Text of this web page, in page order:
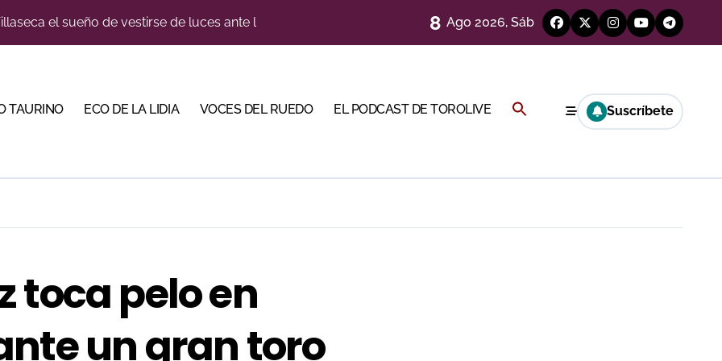
el sueño de vestirse de luces ante los suyos
en una noche marcada por la dureza de Monteviejo
sobre el buen juego de Los Maños en el arranque de Huesca
a ganar terreno tras su paso por Madrid
la tercera tarde de Morante en la temporada portuense
8 Ago 2026, Sáb
TAURINO ECO DE LA LIDIA VOCES DEL RUEDO EL PODCAST DE TOROLIVE Buscar: Suscríbete
toca pelo en
un gran toro